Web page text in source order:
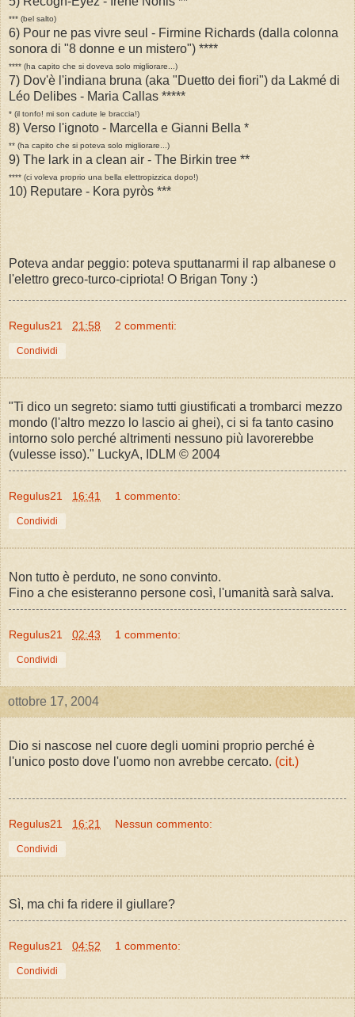
*** (bel salto)
6) Pour ne pas vivre seul - Firmine Richards (dalla colonna
sonora di "8 donne e un mistero") ****
**** (ha capito che si doveva solo migliorare...)
7) Dov'è l'indiana bruna (aka "Duetto dei fiori") da Lakmé di
Léo Delibes - Maria Callas *****
* (il tonfo! mi son cadute le braccia!)
8) Verso l'ignoto - Marcella e Gianni Bella *
** (ha capito che si poteva solo migliorare...)
9) The lark in a clean air - The Birkin tree **
**** (ci voleva proprio una bella elettropizzica dopo!)
10) Reputare - Kora pyròs ***
Poteva andar peggio: poteva sputtanarmi il rap albanese o
l'elettro greco-turco-cipriota! O Brigan Tony :)
Regulus21 21:58 2 commenti:
Condividi
"Ti dico un segreto: siamo tutti giustificati a trombarci mezzo
mondo (l'altro mezzo lo lascio ai ghei), ci si fa tanto casino
intorno solo perché altrimenti nessuno più lavorerebbe
(vulesse isso)." LuckyA, IDLM © 2004
Regulus21 16:41 1 commento:
Condividi
Non tutto è perduto, ne sono convinto.
Fino a che esisteranno persone così, l'umanità sarà salva.
Regulus21 02:43 1 commento:
Condividi
ottobre 17, 2004
Dio si nascose nel cuore degli uomini proprio perché è
l'unico posto dove l'uomo non avrebbe cercato. (cit.)
Regulus21 16:21 Nessun commento:
Condividi
Sì, ma chi fa ridere il giullare?
Regulus21 04:52 1 commento:
Condividi